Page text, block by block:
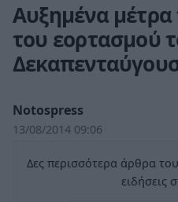
Αυξημένα μέτρα
του εορτασμού
Notospress
13/08/2014 09:06
Δες περισσότερα άρθρα
ειδήσεις